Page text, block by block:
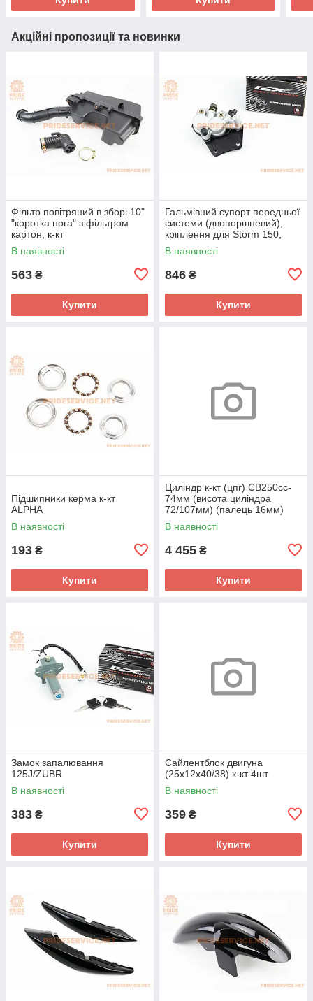
Акційні пропозиції та новинки
Фільтр повітряний в зборі 10"
"коротка нога" з фільтром
картон, к-кт
В наявності
563 ₴
Купити
Гальмівний супорт передньої
системи (двопоршневий),
кріплення для Storm 150,
(зовнішні направляючі болти)
тип 2
В наявності
846 ₴
Купити
Підшипники керма к-кт
ALPHA
В наявності
193 ₴
Купити
Циліндр к-кт (цпг) CB250cc-
74мм (висота циліндра
72/107мм) (палець 16мм)
"поршень з тефлоновим
покриттям" (BigBor)
В наявності
4 455 ₴
Купити
Замок запалювання
125J/ZUBR
В наявності
383 ₴
Купити
Сайлентблок двигуна
(25x12x40/38) к-кт 4шт
В наявності
359 ₴
Купити